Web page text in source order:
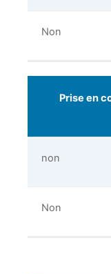
Non
Prise en
non
Non